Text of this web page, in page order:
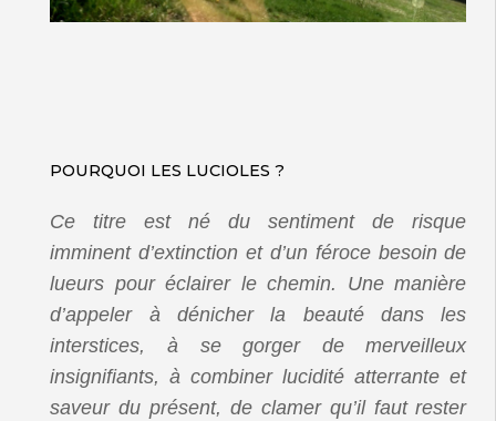
POURQUOI LES LUCIOLES ?
Ce titre est né du sentiment de risque
imminent d’extinction et d’un féroce besoin de
lueurs pour éclairer le chemin. Une manière
d’appeler à dénicher la beauté dans les
interstices, à se gorger de merveilleux
insignifiants, à combiner lucidité atterrante et
saveur du présent, de clamer qu’il faut rester